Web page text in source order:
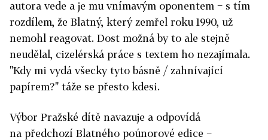
autora vede a je mu vnímavým oponentem − s tím
rozdílem, že Blatný, který zemřel roku 1990, už
nemohl reagovat. Dost možná by to ale stejně
neudělal, cizelérská práce s textem ho nezajímala.
"Kdy mi vydá všecky tyto básně / zahnívající
papírem?" táže se přesto kdesi.
Výbor Pražské dítě navazuje a odpovídá
na předchozí Blatného poúnorové edice −